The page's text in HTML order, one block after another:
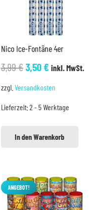
Nico Ice-Fontäne 4er
3,99€Ursprünglicher
3,99 €
3,50€Aktueller
3,50 €.
inkl. MwSt.
zzgl. Versandkosten
Lieferzeit:2 - 5 Werktage
In den Warenkorb
ANGEBOT!